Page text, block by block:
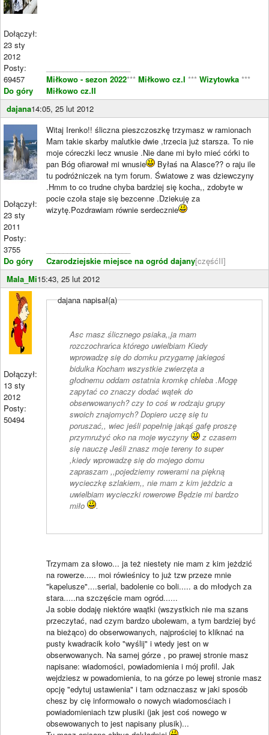
Dołączył:
23 sty
2012
Posty:
69457
Do góry
Miłkowo - sezon 2022*** Miłkowo cz.I *** Wizytowka ***
Miłkowo cz.II
dajana14:05, 25 lut 2012
Dołączył:
23 sty
2011
Posty:
3755
Do góry
Witaj Irenko!! śliczna pieszczoszkę trzymasz w ramionach
Mam takie skarby malutkie dwie ,trzecia już starsza. To nie
moje córeczki lecz wnusie .Nie dane mi było mieć córki to
pan Bóg ofiarował mi wnusie
Byłaś na Alasce?? o raju ile
tu podróżniczek na tym forum. Światowe z was dziewczyny
.Hmm to co trudne chyba bardziej się kocha,, zdobyte w
pocie czoła staje się bezcenne .Dziekuję za
wizytę.Pozdrawiam równie serdecznie
Czarodziejskie miejsce na ogród dajany[częśćII]
Mala_Mi15:43, 25 lut 2012
Dołączył:
13 sty
2012
Posty:
50494
dajana napisał(a)
Asc masz ślicznego psiaka,,ja mam
rozczochrańca którego uwielbiam Kiedy
wprowadzę się do domku przygarnę jakiegoś
bidulka Kocham wszystkie zwierzęta a
głodnemu oddam ostatnia kromkę chleba .Mogę
zapytać co znaczy dodać wątek do
obserwowanych? czy to coś w rodzaju grupy
swoich znajomych? Dopiero uczę się tu
poruszać,, wiec jeśli popełnię jakąś gafę proszę
przymrużyć oko na moje wyczyny
z czasem
się nauczę Jeśli znasz moje tereny to super
,kiedy wprowadzę się do mojego domu
zapraszam ,,pojedziemy rowerami na piękną
wycieczkę szlakiem,, nie mam z kim jeżdzic a
uwielbiam wycieczki rowerowe Będzie mi bardzo
miło
.
Trzymam za słowo... ja też niestety nie mam z kim jeżdzić
na rowerze..... moi rówieśnicy to już tzw przeze mnie
"kapelusze"....serial, badolenie co boli..... a do młodych za
stara.....na szczęście mam ogród......
Ja sobie dodaję niektóre waątki (wszystkich nie ma szans
przeczytać, nad czym bardzo ubolewam, a tym bardziej być
na bieżąco) do obserwowanych, najprościej to kliknać na
pusty kwadracik koło "wyślij" i wtedy jest on w
obserwowanych. Na samej górze , po prawej stronie masz
napisane: wiadomości, powiadomienia i mój profil. Jak
wejdziesz w powadomienia, to na górze po lewej stronie masz
opcję "edytuj ustawienia" i tam odznaczasz w jaki sposób
chesz by cię informowało o nowych wiadomosćiach i
powiadomieniach tzw plusiki (jak jest coś nowego w
obsewowanych to jest napisany plusik)...